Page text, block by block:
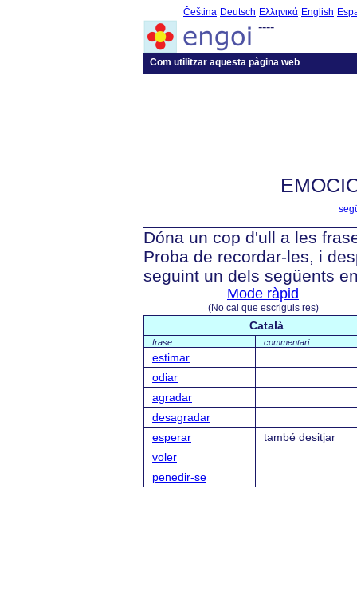
Čeština Deutsch Ελληνικά English
----
Com utilitzar aquesta pàgina web
Dóna un cop d'ull a les
Proba de recordar-les, i
seguint un dels següents
Mode ràpid
(No cal que escriguis res)
Català
frase commentari
estimar
odiar
agradar
desagradar
esperar
també desitjar
voler
penedir-se